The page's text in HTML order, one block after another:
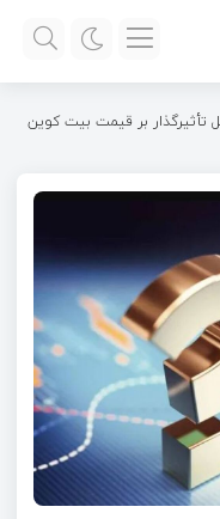
تأثیرگذار بر قیمت بیت کوین